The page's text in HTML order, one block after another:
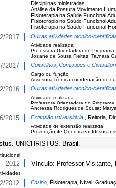
Disciplinas ministradas
Análise da Postura Movimento
Fisioterapia na Saúde Funcional
Fisioterapia na Saúde Funcional
Fisioterapia na Saúde Funcional
2017 Outras atividades técnico-
Atividade realizada
Professora Orientadora do
Josiane de Sousa Freitas; Taynara
2017 Conselhos, Comissões e
Cargo ou função
Assesoria técnica coordenação do
2016 Outras atividades técnico-
Atividade realizada
Professora Orientadora do
Andressa Rodrigues de Sousa;
2015 Extensão universitária , Reitoria,
Atividade de extensão realizada
Prevenção de Quedas em Idosos
UNICHRISTUS, Brasil.
- 2012 Vínculo: Professor Visitante,
2012 Ensino, Fisioterapia, Nível: